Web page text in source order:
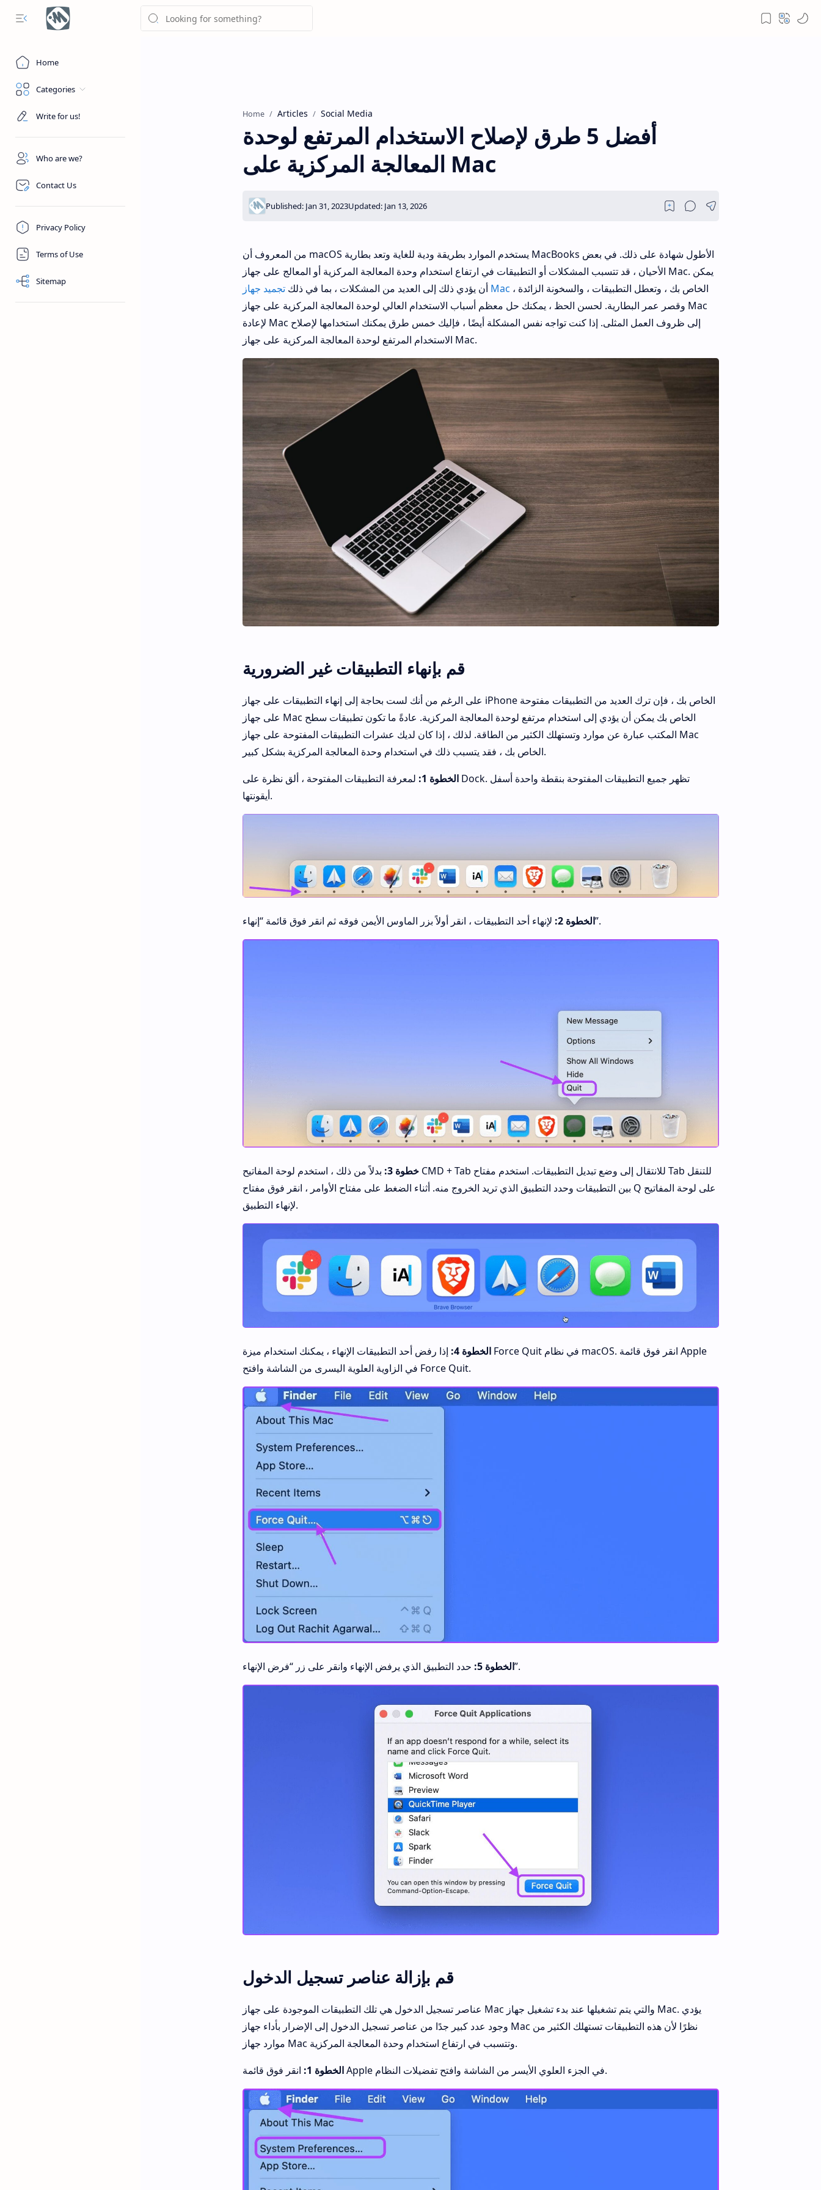
Home
Categories
Write for us!
Who are we?
Contact Us
Privacy Policy
Terms of Use
Sitemap
Home Articles Social Media
أفضل 5 طرق لإصلاح الاستخدام المرتفع لوحدة
المعالجة المركزية على Mac
من المعروف أن macOS يستخدم الموارد بطريقة ودية للغاية وتعد بطارية MacBooks الأطول شهادة على ذلك. في بعض
الأحيان ، قد تتسبب المشكلات أو التطبيقات في ارتفاع استخدام وحدة المعالجة المركزية أو المعالج على جهاز Mac. يمكن
أن يؤدي ذلك إلى العديد من المشكلات ، بما في ذلك تجميد جهاز Mac
وقصر عمر البطارية. لحسن الحظ ، يمكنك حل معظم أسباب الاستخدام العالي لوحدة المعالجة المركزية على جهاز Mac
لإعادة Mac إلى ظروف العمل المثلى. إذا كنت تواجه نفس المشكلة أيضًا ، فإليك خمس طرق يمكنك استخدامها لإصلاح
الاستخدام المرتفع لوحدة المعالجة المركزية على جهاز Mac.
قم بإنهاء التطبيقات غير الضرورية
على الرغم من أنك لست بحاجة إلى إنهاء التطبيقات على جهاز iPhone الخاص بك ، فإن ترك العديد من التطبيقات مفتوحة
على جهاز Mac الخاص بك يمكن أن يؤدي إلى استخدام مرتفع لوحدة المعالجة المركزية. عادةً ما تكون تطبيقات سطح
المكتب عبارة عن موارد وتستهلك الكثير من الطاقة. لذلك ، إذا كان لديك عشرات التطبيقات المفتوحة على جهاز Mac
الخاص بك ، فقد يتسبب ذلك في استخدام وحدة المعالجة المركزية بشكل كبير.
الخطوة 1:
لمعرفة التطبيقات المفتوحة ، ألق نظرة على Dock. تظهر جميع التطبيقات المفتوحة بنقطة واحدة أسفل
أيقونتها.
الخطوة 2:لإنهاء أحد التطبيقات ، انقر أولاً بزر الماوس الأيمن فوقه ثم انقر فوق قائمة “إنهاء”.
خطوة 3:
بدلاً من ذلك ، استخدم لوحة المفاتيح CMD + Tab للانتقال إلى وضع تبديل التطبيقات. استخدم مفتاح Tab للتنقل
بين التطبيقات وحدد التطبيق الذي تريد الخروج منه. أثناء الضغط على مفتاح الأوامر ، انقر فوق مفتاح Q على لوحة المفاتيح
لإنهاء التطبيق.
الخطوة 4:
إذا رفض أحد التطبيقات الإنهاء ، يمكنك استخدام ميزة Force Quit في نظام macOS. انقر فوق قائمة Apple
في الزاوية العلوية اليسرى من الشاشة وافتح Force Quit.
الخطوة 5:حدد التطبيق الذي يرفض الإنهاء وانقر على زر “فرض الإنهاء”.
قم بإزالة عناصر تسجيل الدخول
عناصر تسجيل الدخول هي تلك التطبيقات الموجودة على جهاز Mac والتي يتم تشغيلها عند بدء تشغيل جهاز Mac. يؤدي
وجود عدد كبير جدًا من عناصر تسجيل الدخول إلى الإضرار بأداء جهاز Mac نظرًا لأن هذه التطبيقات تستهلك الكثير من
موارد جهاز Mac وتتسبب في ارتفاع استخدام وحدة المعالجة المركزية.
الخطوة 1:
انقر فوق قائمة Apple في الجزء العلوي الأيسر من الشاشة وافتح تفضيلات النظام.